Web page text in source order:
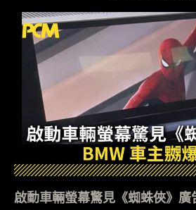
啟動車輛螢幕驚見《蜘蛛俠》廣